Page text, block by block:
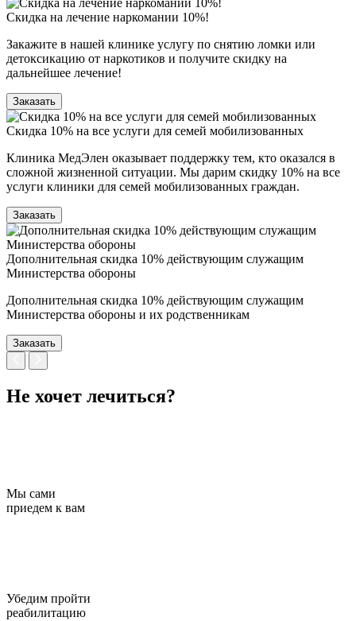
Скидка на лечение наркомании 10%!
Закажите в нашей клинике услугу по снятию ломки или
детоксикацию от наркотиков и получите скидку на
дальнейшее лечение!
Заказать
Скидка 10% на все услуги для семей мобилизованных
Клиника МедЭлен оказывает поддержку тем, кто оказался в
сложной жизненной ситуации. Мы дарим скидку 10% на все
услуги клиники для семей мобилизованных граждан.
Заказать
Дополнительная скидка 10% действующим служащим
Министерства обороны
Дополнительная скидка 10% действующим служащим
Министерства обороны и их родственникам
Заказать
Не хочет лечиться?
Мы сами
приедем к вам
Убедим пройти
реабилитацию